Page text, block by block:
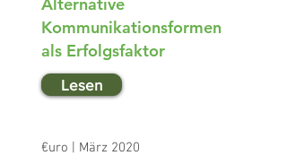
Kommunikationsformen
als Erfolgsfaktor
Lesen
€uro | März 2020